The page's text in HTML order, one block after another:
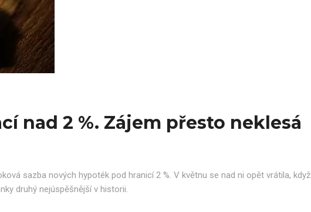
nad 2 %. Zájem přesto neklesá
sazba nových hypoték pod hranicí 2 %. V květnu se nad ni opět vrátila, když
druhý nejúspěšnější v historii.